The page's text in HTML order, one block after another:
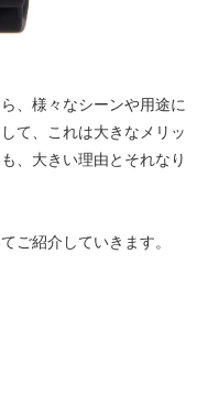
、様々なシーンや用途に
て、これは大きなメリッ
、大きい理由とそれなり
ご紹介していきます。